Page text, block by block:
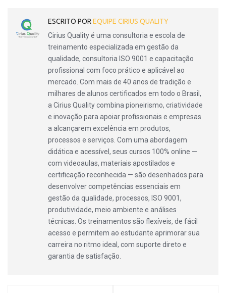
ESCRITO POREQUIPE CIRIUS QUALITY
Cirius Quality é uma consultoria e escola de
treinamento especializada em gestão da
qualidade, consultoria ISO 9001 e capacitação
profissional com foco prático e aplicável ao
mercado. Com mais de 40 anos de tradição e
milhares de alunos certificados em todo o Brasil,
a Cirius Quality combina pioneirismo, criatividade
e inovação para apoiar profissionais e empresas
a alcançarem excelência em produtos,
processos e serviços. Com uma abordagem
didática e acessível, seus cursos 100% online —
com videoaulas, materiais apostilados e
certificação reconhecida — são desenhados para
desenvolver competências essenciais em
gestão da qualidade, processos, ISO 9001,
produtividade, meio ambiente e análises
técnicas. Os treinamentos são flexíveis, de fácil
acesso e permitem ao estudante aprimorar sua
carreira no ritmo ideal, com suporte direto e
garantia de satisfação.